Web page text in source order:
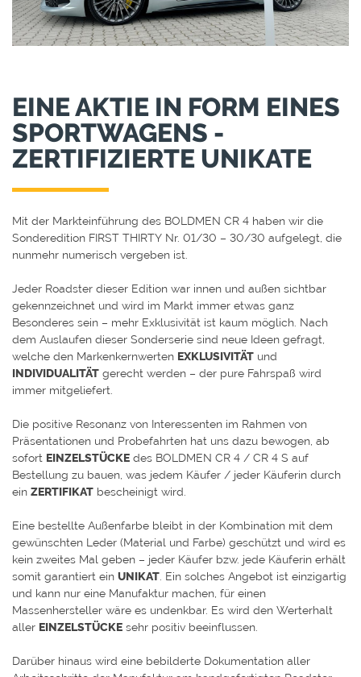
EINE AKTIE IN FORM EINES
SPORTWAGENS -
ZERTIFIZIERTE UNIKATE
Mit der Markteinführung des BOLDMEN CR 4 haben wir die
Sonderedition FIRST THIRTY Nr. 01/30 – 30/30 aufgelegt, die
nunmehr numerisch vergeben ist.
Jeder Roadster dieser Edition war innen und außen sichtbar
gekennzeichnet und wird im Markt immer etwas ganz
Besonderes sein – mehr Exklusivität ist kaum möglich. Nach
dem Auslaufen dieser Sonderserie sind neue Ideen gefragt,
welche den Markenkernwerten EXKLUSIVITÄT und
INDIVIDUALITÄT gerecht werden – der pure Fahrspaß wird
immer mitgeliefert.
Die positive Resonanz von Interessenten im Rahmen von
Präsentationen und Probefahrten hat uns dazu bewogen, ab
sofort EINZELSTÜCKE des BOLDMEN CR 4 / CR 4 S auf
Bestellung zu bauen, was jedem Käufer / jeder Käuferin durch
ein ZERTIFIKAT bescheinigt wird.
Eine bestellte Außenfarbe bleibt in der Kombination mit dem
gewünschten Leder (Material und Farbe) geschützt und wird es
kein zweites Mal geben – jeder Käufer bzw. jede Käuferin erhält
somit garantiert ein UNIKAT . Ein solches Angebot ist einzigartig
und kann nur eine Manufaktur machen, für einen
Massenhersteller wäre es undenkbar. Es wird den Werterhalt
aller EINZELSTÜCKE sehr positiv beeinflussen.
Darüber hinaus wird eine bebilderte Dokumentation aller